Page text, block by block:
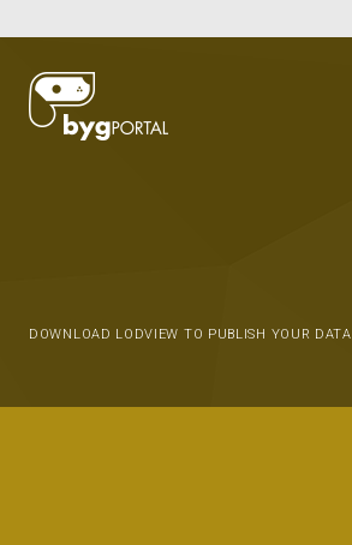
DOWNLOAD LODVIEW TO PUBLISH YOUR DATA